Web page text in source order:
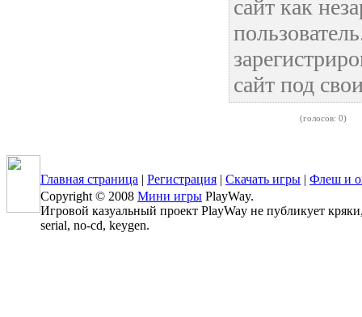
сайт как
сайт под
(голосов: 0)
Главная страница | Регистрация | Скачать игры | Флеш и
Copyright © 2008 Мини игры PlayWay.
Игровой казуальный проект PlayWay не публикует
serial, no-cd, keygen.